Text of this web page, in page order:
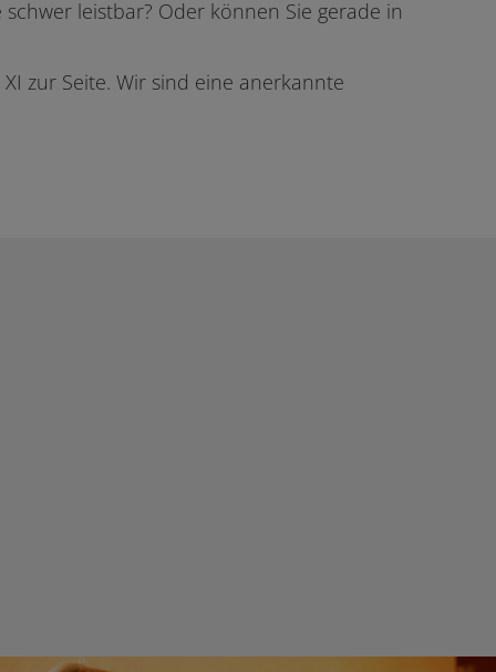
leistbar? Oder können Sie gerade in
zur Seite. Wir sind eine anerkannte